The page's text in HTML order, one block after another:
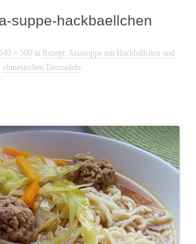
suppe-hackbaellchen
× 500 in Rezept: Asiasuppe mit Hackbällchen und
chinesischen Eiernudeln.